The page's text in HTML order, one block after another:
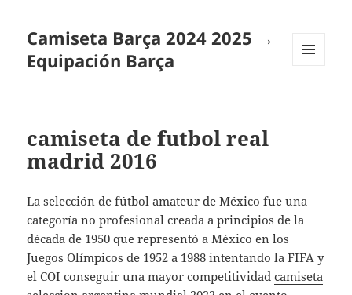
Camiseta Barça 2024 2025 →
Equipación Barça
camiseta de futbol real
madrid 2016
La selección de fútbol amateur de México fue una
categoría no profesional creada a principios de la
década de 1950 que representó a México en los
Juegos Olímpicos de 1952 a 1988 intentando la FIFA y
el COI conseguir una mayor competitividadcamiseta